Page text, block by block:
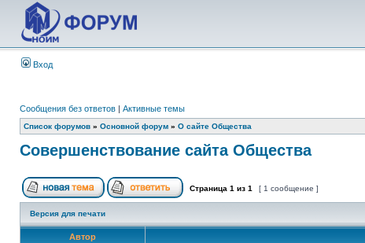
Вход
Сообщения без ответов | Активные темы
Список форумов » Основной форум » О сайте Общества
Совершенствование сайта Общества
Страница 1 из 1 [ 1 сообщение ]
Версия для печати
Автор